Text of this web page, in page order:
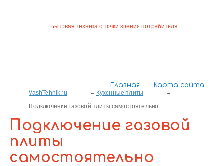
Главная Карта сайта
Бытовая техника с точки зрения потребителя
VashTehnik.ru
Кухонные плиты
Подключение газовой плиты самостоятельно
Подключение газовой
плиты
самостоятельно